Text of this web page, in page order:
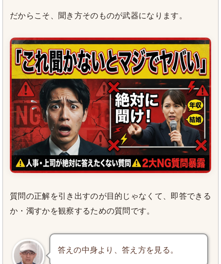
だからこそ、聞き方そのものが武器になります。
質問の正解を引き出すのが目的じゃなくて、即答できる
か・濁すかを観察するための質問です。
答えの中身より、答え方を見る。